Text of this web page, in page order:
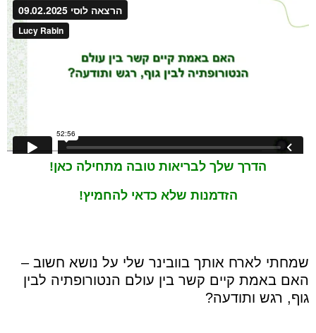
הדרך שלך לבריאות טובה מתחילה כאן!
הזדמנות שלא כדאי להחמיץ!
שמחתי לארח אותך בוובינר שלי על נושא חשוב –
האם באמת קיים קשר בין עולם הנטורופתיה לבין
גוף, רגש ותודעה?